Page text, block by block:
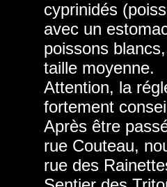
cyprinidés
avec un
poissons
taille moyenne.
Attention, la
fortement
Après être
rue Couteau,
rue des